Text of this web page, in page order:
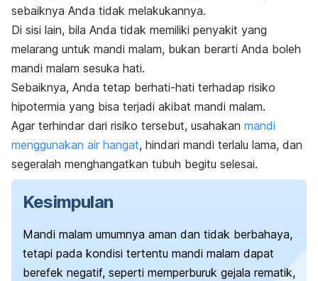
sebaiknya Anda tidak melakukannya.
Di sisi lain, bila Anda tidak memiliki penyakit yang
melarang untuk mandi malam, bukan berarti Anda boleh
mandi malam sesuka hati.
Sebaiknya, Anda tetap berhati-hati terhadap risiko
hipotermia yang bisa terjadi akibat mandi malam.
Agar terhindar dari risiko tersebut, usahakan mandi
menggunakan air hangat, hindari mandi terlalu lama, dan
segeralah menghangatkan tubuh begitu selesai.
Kesimpulan
Mandi malam umumnya aman dan tidak berbahaya,
tetapi pada kondisi tertentu mandi malam dapat
berefek negatif, seperti memperburuk gejala rematik,